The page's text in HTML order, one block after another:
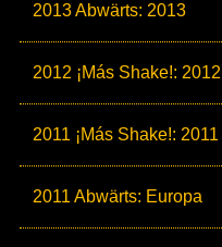
2013 Abwärts: 2013
2012 ¡Más Shake!: 2012
2011 ¡Más Shake!: 2011
2011 Abwärts: Europa